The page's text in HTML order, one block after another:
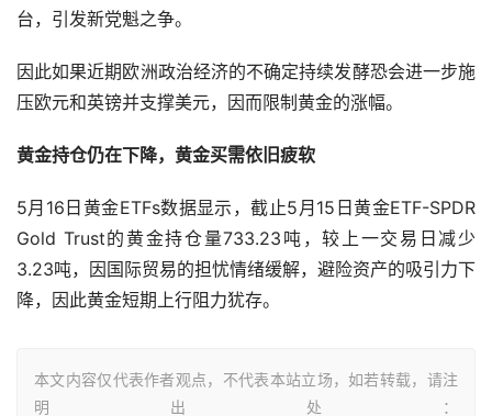
台，引发新党魁之争。
因此如果近期欧洲政治经济的不确定持续发酵恐会进一步施
压欧元和英镑并支撑美元，因而限制黄金的涨幅。
黄金持仓仍在下降，黄金买需依旧疲软
5月16日黄金ETFs数据显示，截止5月15日黄金ETF-SPDR
Gold Trust的黄金持仓量733.23吨，较上一交易日减少
3.23吨，因国际贸易的担忧情绪缓解，避险资产的吸引力下
降，因此黄金短期上行阻力犹存。
本文内容仅代表作者观点，不代表本站立场，如若转载，请注
明出处：